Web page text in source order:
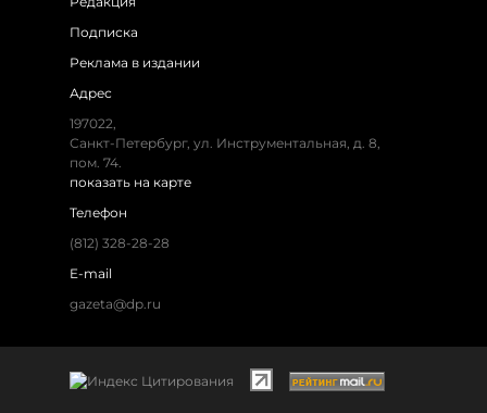
Подписка
Реклама в издании
Адрес
197022,
Санкт-Петербург, ул. Инструментальная, д. 8,
пом. 74.
показать на карте
Телефон
(812) 328-28-28
E-mail
gazeta@dp.ru